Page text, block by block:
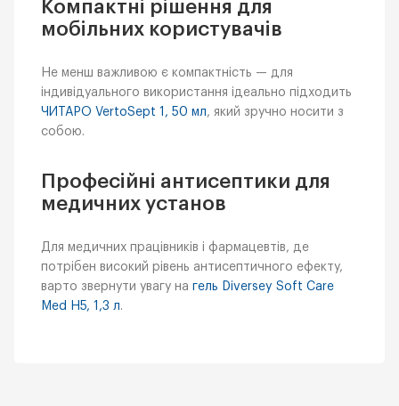
Компактні рішення для
мобільних користувачів
Не менш важливою є компактність — для
індивідуального використання ідеально підходить
ЧИТАРО VertoSept 1, 50 мл, який зручно носити з
собою.
Професійні антисептики для
медичних установ
Для медичних працівників і фармацевтів, де
потрібен високий рівень антисептичного ефекту,
варто звернути увагу на гель Diversey Soft Care
Med H5, 1,3 л.